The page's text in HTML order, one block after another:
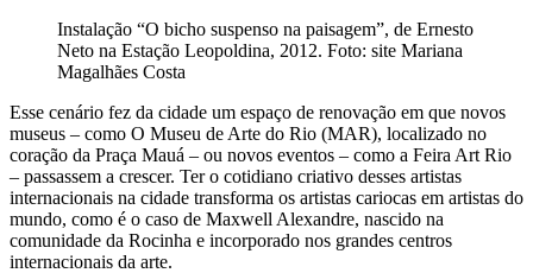
Instalação “O bicho suspenso na paisagem”, de Ernesto
Neto na Estação Leopoldina, 2012. Foto: site Mariana
Magalhães Costa
Esse cenário fez da cidade um espaço de renovação em que novos
museus – como O Museu de Arte do Rio (MAR), localizado no
coração da Praça Mauá – ou novos eventos – como a Feira Art Rio
– passassem a crescer. Ter o cotidiano criativo desses artistas
internacionais na cidade transforma os artistas cariocas em artistas do
mundo, como é o caso de Maxwell Alexandre, nascido na
comunidade da Rocinha e incorporado nos grandes centros
internacionais da arte.